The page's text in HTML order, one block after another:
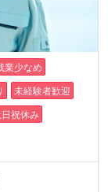
業少なめ
未経験者歓迎
日祝休み